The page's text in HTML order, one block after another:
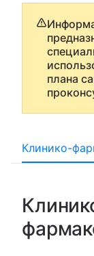
плана
Клинико-